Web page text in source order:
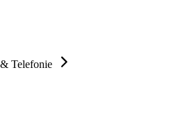
Telefonie